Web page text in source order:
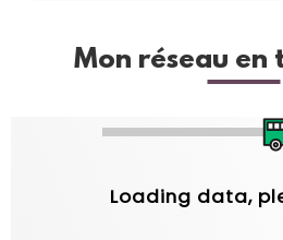
Mon réseau en